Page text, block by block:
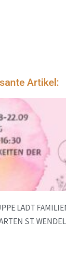
Artikel:
LÄDT
ST.